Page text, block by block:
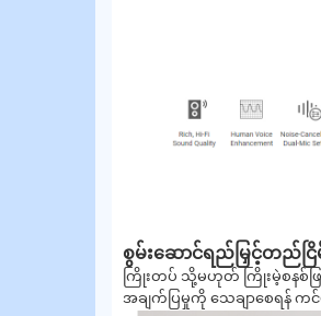
စွမ်းဆောင်ရည်မြှင့်တည်
ကြိုးတပ် သို့မဟုတ် ကြိုးမဲ့စနစ်ဖ
အချက်ပြမှုကို သေချာစေရန် က